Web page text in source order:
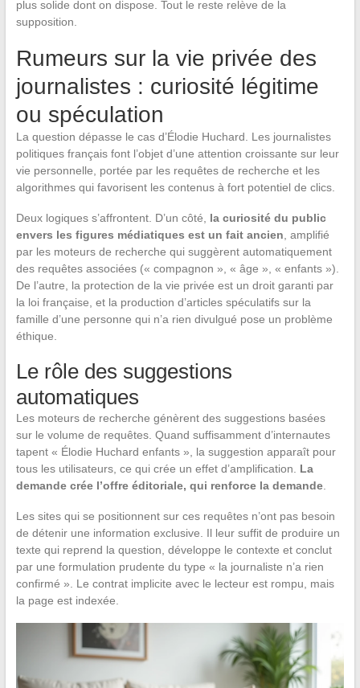
plus solide dont on dispose. Tout le reste relève de la
supposition.
Rumeurs sur la vie privée des
journalistes : curiosité légitime
ou spéculation
La question dépasse le cas d’Élodie Huchard. Les journalistes
politiques français font l’objet d’une attention croissante sur leur
vie personnelle, portée par les requêtes de recherche et les
algorithmes qui favorisent les contenus à fort potentiel de clics.
Deux logiques s’affrontent. D’un côté, la curiosité du public
envers les figures médiatiques est un fait ancien , amplifié
par les moteurs de recherche qui suggèrent automatiquement
des requêtes associées (« compagnon », « âge », « enfants »).
De l’autre, la protection de la vie privée est un droit garanti par
la loi française, et la production d’articles spéculatifs sur la
famille d’une personne qui n’a rien divulgué pose un problème
éthique.
Le rôle des suggestions
automatiques
Les moteurs de recherche génèrent des suggestions basées
sur le volume de requêtes. Quand suffisamment d’internautes
tapent « Élodie Huchard enfants », la suggestion apparaît pour
tous les utilisateurs, ce qui crée un effet d’amplification. La
demande crée l’offre éditoriale, qui renforce la demande.
Les sites qui se positionnent sur ces requêtes n’ont pas besoin
de détenir une information exclusive. Il leur suffit de produire un
texte qui reprend la question, développe le contexte et conclut
par une formulation prudente du type « la journaliste n’a rien
confirmé ». Le contrat implicite avec le lecteur est rompu, mais
la page est indexée.